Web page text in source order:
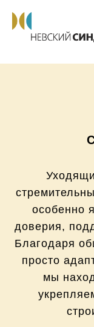
особенно
доверия,
Благодаря
просто
мы